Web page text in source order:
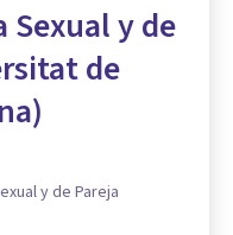
Sexual y de
de
y de Pareja